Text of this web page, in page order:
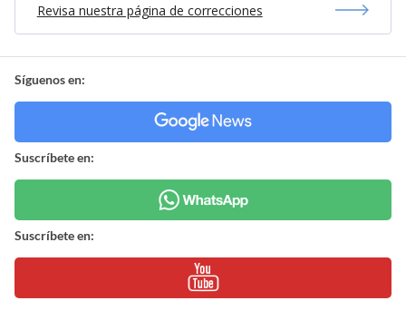
Revisa nuestra página de correcciones
Síguenos en:
Suscríbete en:
Suscríbete en: